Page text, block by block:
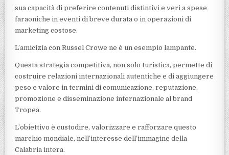
sua capacità di preferire contenuti distintivi e veri a spese
faraoniche in eventi di breve durata o in operazioni di
marketing costose.
L’amicizia con Russel Crowe ne è un esempio lampante.
Questa strategia competitiva, non solo turistica, permette di
costruire relazioni internazionali autentiche e di aggiungere
peso e valore in termini di comunicazione, reputazione,
promozione e disseminazione internazionale al brand
Tropea.
L’obiettivo è custodire, valorizzare e rafforzare questo
marchio mondiale, nell’interesse dell’immagine della
Calabria intera.